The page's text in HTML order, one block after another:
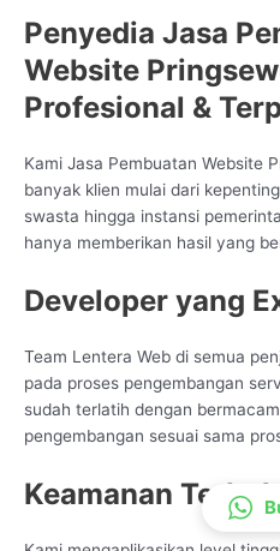
Penyedia Jasa
Website
Profesional &
Kami Jasa Pembuatan Website
banyak klien mulai dari
swasta hingga instansi
hanya memberikan hasil yang
Developer yang
Team Lentera Web di semua
pada proses pengembangan
sudah terlatih dengan
pengembangan sesuai sama
Keamanan
CS
Online